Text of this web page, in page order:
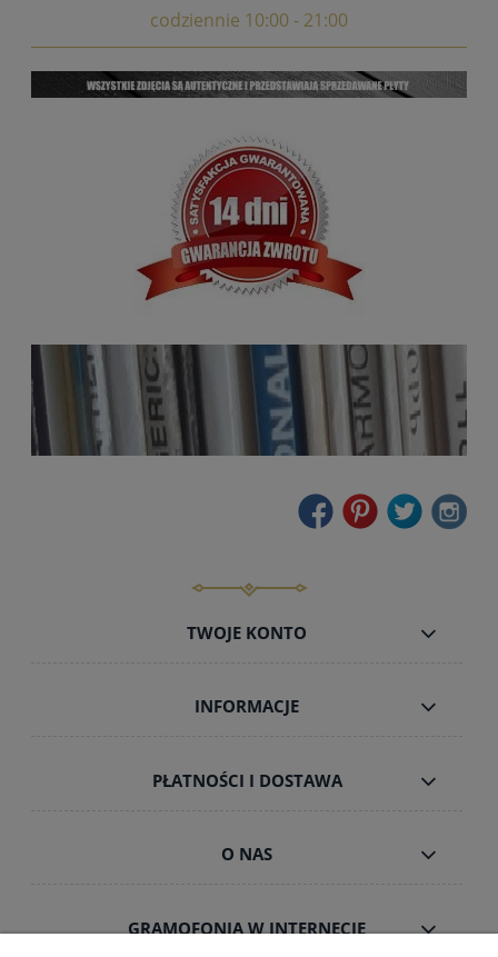
codziennie 10:00 - 21:00
TWOJE KONTO
INFORMACJE
PŁATNOŚCI I DOSTAWA
O NAS
GRAMOFONIA W INTERNECIE